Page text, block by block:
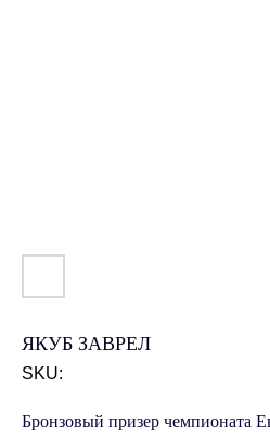
ЯКУБ ЗАВРЕЛ
SKU:
Бронзовый призер чемпионата